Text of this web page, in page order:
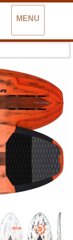
MENU